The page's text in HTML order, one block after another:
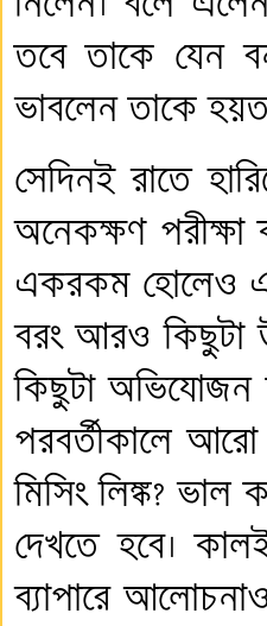
তবে তাকে যেন
ভাবলেন তাকে
সেদিনই রাতে
অনেকক্ষণ
একরকম হোলেও
বরং আরও কিছুটা
কিছুটা অভিযোজন
পরবর্তীকালে
মিসিং লিঙ্ক?
দেখতে হবে।
ব্যাপারে